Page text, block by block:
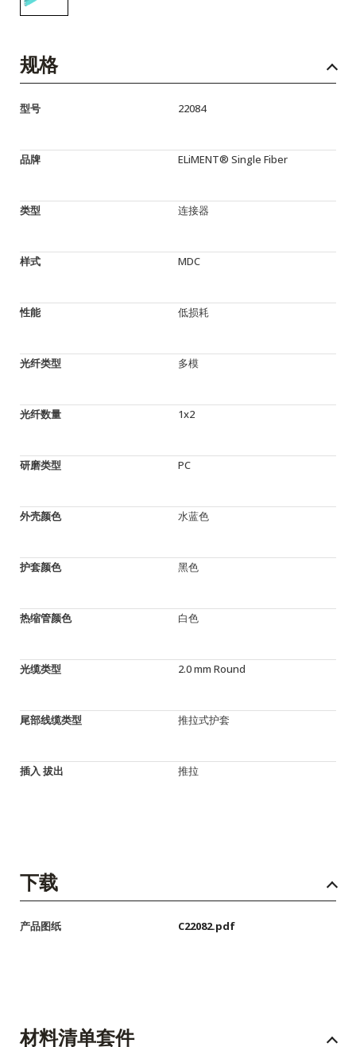
规格
型号 22084
品牌 ELiMENT® Single Fiber
类型 连接器
样式 MDC
性能 低损耗
光纤类型 多模
光纤数量 1x2
研磨类型 PC
外壳颜色 水蓝色
护套颜色 黑色
热缩管颜色 白色
光缆类型 2.0 mm Round
尾部线缆类型 推拉式护套
插入 拔出 推拉
下载
产品图纸 C22082.pdf
材料清单套件